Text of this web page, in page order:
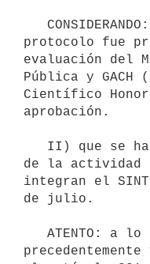
protocolo fue
evaluación del
Pública y GACH
Científico
aprobación.
de la actividad
integran el
de julio.